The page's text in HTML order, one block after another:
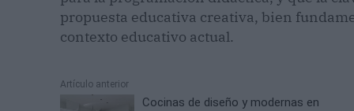
propuesta educativa creativa, bien
contexto educativo actual.
Artículo anterior
Cocinas de diseño y modernas en